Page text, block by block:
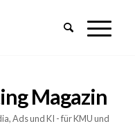
Magazin
Ads und KI - für KMU und